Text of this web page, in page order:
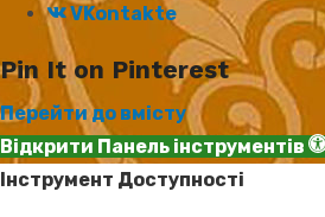
VKontakte
Pin It on Pinterest
Перейти до вмісту
Відкрити Панель інструментів
Інструмент Доступності